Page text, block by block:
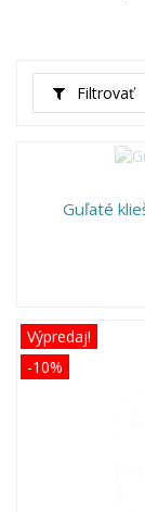
Filtrovať
Guľaté
Výpredaj!
-10%